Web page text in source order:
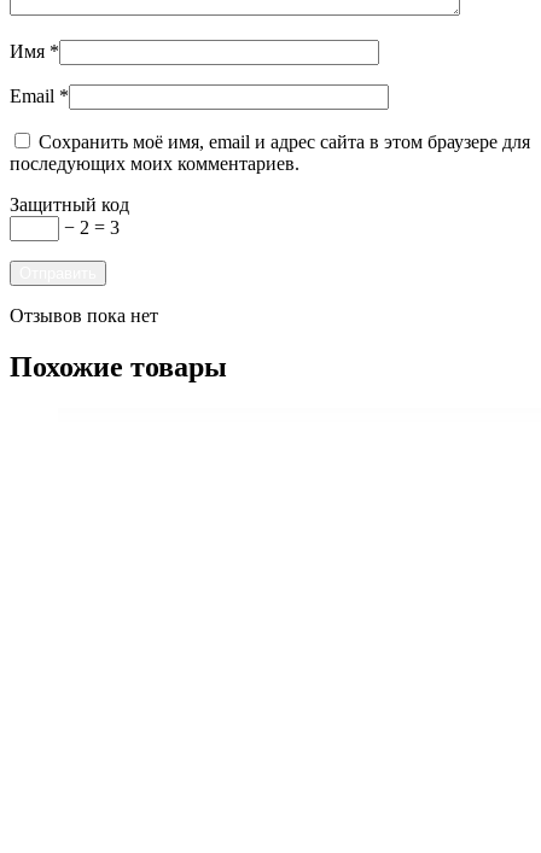
Имя *
Email *
Сохранить моё имя, email и адрес сайта в этом браузере для
последующих моих комментариев.
Защитный код
− 2 = 3
Отзывов пока нет
Похожие товары